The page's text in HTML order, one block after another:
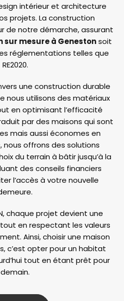
intérieur et architecture
projets. La construction
de notre démarche, assurant
sur mesure à Genestonsoit
réglementations telles que
RE2020.
une construction durable
nous utilisons des matériaux
en optimisant l’efficacité
par des maisons qui sont
mais aussi économes en
nous offrons des solutions
du terrain à bâtir jusqu’à la
des conseils financiers
l’accès à votre nouvelle
chaque projet devient une
en respectant les valeurs
Ainsi, choisir une maison
c’est opter pour un habitat
tout en étant prêt pour
demain.